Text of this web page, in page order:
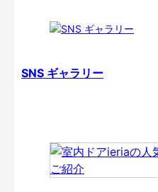
SNS ギャラリー